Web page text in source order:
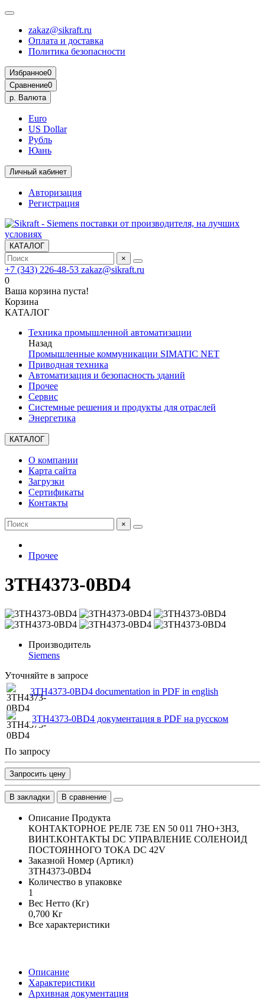
zakaz@sikraft.ru
Оплата и доставка
Политика безопасности
Избранное0
Сравнение0
р. Валюта
Euro
US Dollar
Рубль
Юань
Личный кабинет
Авторизация
Регистрация
КАТАЛОГ
×
+7 (343) 226-48-53 zakaz@sikraft.ru
0
Ваша корзина пуста!
Корзина
КАТАЛОГ
Техника промышленной автоматизации
Назад
Промышленные коммуникации SIMATIC NET
Приводная техника
Автоматизация и безопасность зданий
Прочее
Сервис
Системные решения и продукты для отраслей
Энергетика
КАТАЛОГ
О компании
Карта сайта
Загрузки
Сертификаты
Контакты
×
Прочее
3TH4373-0BD4
Производитель
Siemens
Уточняйте в запросе
3TH4373-0BD4 documentation in PDF in english
3TH4373-0BD4 документация в PDF на русском
По запросу
Запросить цену
В закладки В сравнение
Описание Продукта
КОНТАКТОРНОЕ РЕЛЕ 73E EN 50 011 7НО+3НЗ,
ВИНТ.КОНТАКТЫ DC УПРАВЛЕНИЕ СОЛЕНОИД
ПОСТОЯННОГО ТОКА DC 42V
Заказной Номер (Артикл)
3TH4373-0BD4
Количество в упаковке
1
Вес Нетто (Кг)
0,700 Кг
Все характеристики
Описание
Характеристики
Архивная документация